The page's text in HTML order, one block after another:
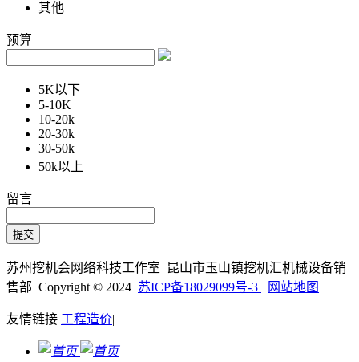
其他
预算
5K以下
5-10K
10-20k
20-30k
30-50k
50k以上
留言
苏州挖机会网络科技工作室 昆山市玉山镇挖机汇机械设备销
售部 Copyright © 2024 苏ICP备18029099号-3 网站地图
友情链接 工程造价|